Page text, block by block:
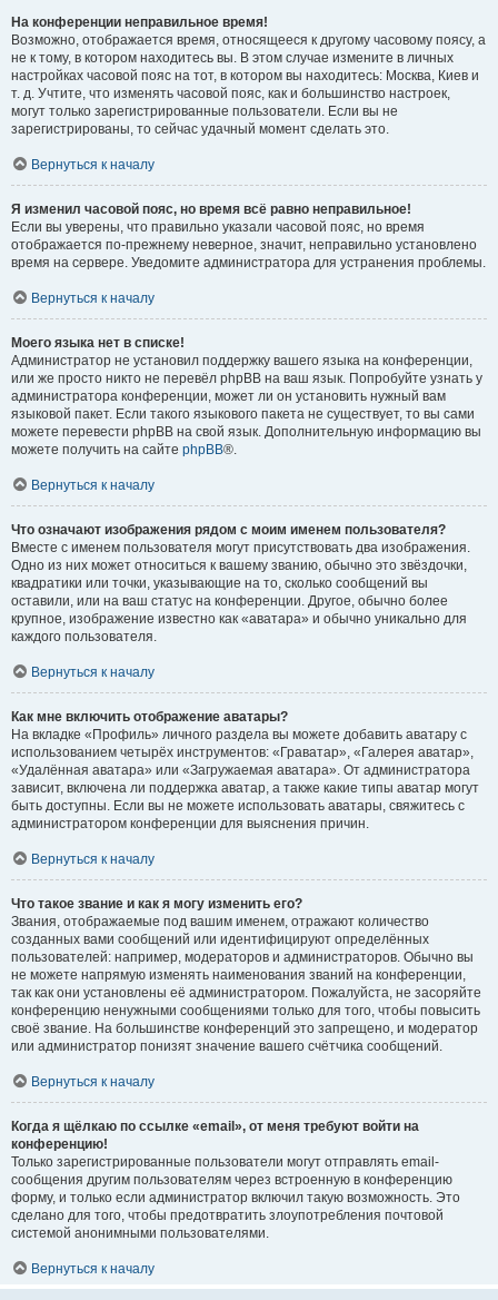
На конференции неправильное время!
Возможно, отображается время, относящееся к другому часовому поясу, а
не к тому, в котором находитесь вы. В этом случае измените в личных
настройках часовой пояс на тот, в котором вы находитесь: Москва, Киев и
т. д. Учтите, что изменять часовой пояс, как и большинство настроек,
могут только зарегистрированные пользователи. Если вы не
зарегистрированы, то сейчас удачный момент сделать это.
Вернуться к началу
Я изменил часовой пояс, но время всё равно неправильное!
Если вы уверены, что правильно указали часовой пояс, но время
отображается по-прежнему неверное, значит, неправильно установлено
время на сервере. Уведомите администратора для устранения проблемы.
Вернуться к началу
Моего языка нет в списке!
Администратор не установил поддержку вашего языка на конференции,
или же просто никто не перевёл phpBB на ваш язык. Попробуйте узнать у
администратора конференции, может ли он установить нужный вам
языковой пакет. Если такого языкового пакета не существует, то вы сами
можете перевести phpBB на свой язык. Дополнительную информацию вы
можете получить на сайте phpBB®.
Вернуться к началу
Что означают изображения рядом с моим именем пользователя?
Вместе с именем пользователя могут присутствовать два изображения.
Одно из них может относиться к вашему званию, обычно это звёздочки,
квадратики или точки, указывающие на то, сколько сообщений вы
оставили, или на ваш статус на конференции. Другое, обычно более
крупное, изображение известно как «аватара» и обычно уникально для
каждого пользователя.
Вернуться к началу
Как мне включить отображение аватары?
На вкладке «Профиль» личного раздела вы можете добавить аватару с
использованием четырёх инструментов: «Граватар», «Галерея аватар»,
«Удалённая аватара» или «Загружаемая аватара». От администратора
зависит, включена ли поддержка аватар, а также какие типы аватар могут
быть доступны. Если вы не можете использовать аватары, свяжитесь с
администратором конференции для выяснения причин.
Вернуться к началу
Что такое звание и как я могу изменить его?
Звания, отображаемые под вашим именем, отражают количество
созданных вами сообщений или идентифицируют определённых
пользователей: например, модераторов и администраторов. Обычно вы
не можете напрямую изменять наименования званий на конференции,
так как они установлены её администратором. Пожалуйста, не засоряйте
конференцию ненужными сообщениями только для того, чтобы повысить
своё звание. На большинстве конференций это запрещено, и модератор
или администратор понизят значение вашего счётчика сообщений.
Вернуться к началу
Когда я щёлкаю по ссылке «email», от меня требуют войти на
конференцию!
Только зарегистрированные пользователи могут отправлять email-
сообщения другим пользователям через встроенную в конференцию
форму, и только если администратор включил такую возможность. Это
сделано для того, чтобы предотвратить злоупотребления почтовой
системой анонимными пользователями.
Вернуться к началу